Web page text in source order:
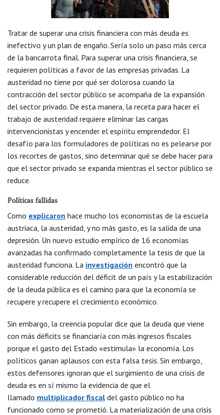
Tratar de superar una crisis financiera con más deuda es
inefectivo y un plan de engaño. Sería solo un paso más cerca
de la bancarrota final. Para superar una crisis financiera, se
requieren políticas a favor de las empresas privadas. La
austeridad no tiene por qué ser dolorosa cuando la
contracción del sector público se acompaña de la expansión
del sector privado. De esta manera, la receta para hacer el
trabajo de austeridad requiere eliminar las cargas
intervencionistas y encender el espíritu emprendedor. El
desafío para los formuladores de políticas no es pelearse por
los recortes de gastos, sino determinar qué se debe hacer para
que el sector privado se expanda mientras el sector público se
reduce.
Políticas fallidas
Como explicaron hace mucho los economistas de la escuela
austriaca, la austeridad, y no más gasto, es la salida de una
depresión. Un nuevo estudio empírico de 16 economías
avanzadas ha confirmado completamente la tesis de que la
austeridad funciona. La investigación encontró que la
considerable reducción del déficit de un país y la estabilización
de la deuda pública es el camino para que la economía se
recupere y recupere el crecimiento económico.
Sin embargo, la creencia popular dice que la deuda que viene
con más déficits se financiaría con más ingresos fiscales
porque el gasto del Estado «estimula» la economía. Los
políticos ganan aplausos con esta falsa tesis. Sin embargo,
estos defensores ignoran que el surgimiento de una crisis de
deuda es en sí mismo la evidencia de que el
llamado multiplicador fiscal del gasto público no ha
funcionado como se prometió. La materialización de una crisis